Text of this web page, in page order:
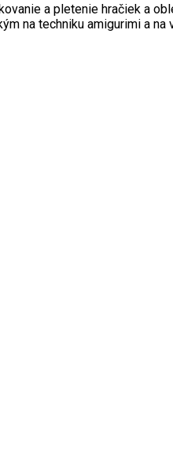
a pletenie hračiek a
na techniku amigurimi a na